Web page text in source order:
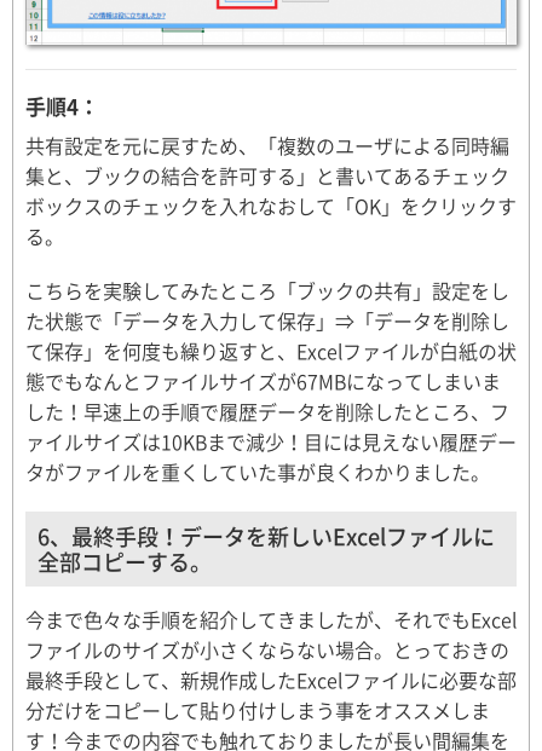
手順4：
共有設定を元に戻すため、「複数のユーザによる同時編
集と、ブックの結合を許可する」と書いてあるチェック
ボックスのチェックを入れなおして「OK」をクリックす
る。
こちらを実験してみたところ「ブックの共有」設定をし
た状態で「データを入力して保存」⇒「データを削除し
て保存」を何度も繰り返すと、Excelファイルが白紙の状
態でもなんとファイルサイズが67MBになってしまいま
した！早速上の手順で履歴データを削除したところ、フ
ァイルサイズは10KBまで減少！目には見えない履歴デー
タがファイルを重くしていた事が良くわかりました。
6、最終手段！データを新しいExcelファイルに
全部コピーする。
今まで色々な手順を紹介してきましたが、それでもExcel
ファイルのサイズが小さくならない場合。とっておきの
最終手段として、新規作成したExcelファイルに必要な部
分だけをコピーして貼り付けしまう事をオススメしま
す！今までの内容でも触れておりましたが長い間編集を